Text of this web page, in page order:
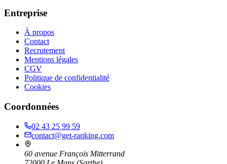
Entreprise
À propos
Contact
Recrutement
Mentions légales
CGV
Politique de confidentialité
Cookies
Coordonnées
02 43 25 99 59
contact@get-ranking.com
60 avenue François Mitterrand